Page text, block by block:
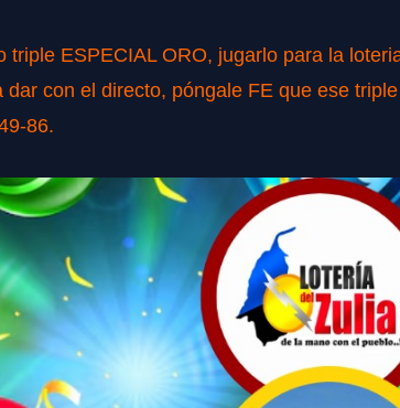
triple ESPECIAL ORO, jugarlo para la
con el directo, póngale FE que ese
86.